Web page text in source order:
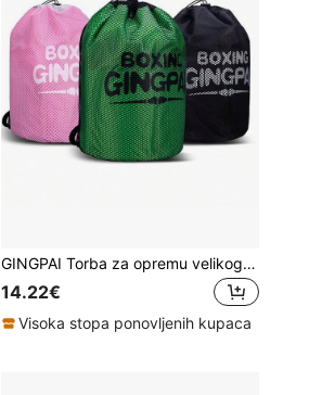
GINGPAI Torba za opremu velikog kapaciteta za boks/MMA/taekwondo, vodootporni ruksak za muškarce i žene
14.22€
Visoka stopa ponovljenih kupaca